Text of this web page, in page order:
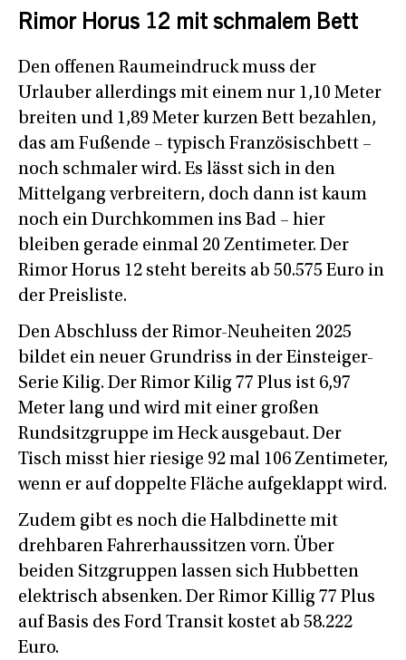
Rimor Horus 12 mit schmalem Bett
Den offenen Raumeindruck muss der
Urlauber allerdings mit einem nur 1,10 Meter
breiten und 1,89 Meter kurzen Bett bezahlen,
das am Fußende – typisch Französischbett –
noch schmaler wird. Es lässt sich in den
Mittelgang verbreitern, doch dann ist kaum
noch ein Durchkommen ins Bad – hier
bleiben gerade einmal 20 Zentimeter. Der
Rimor Horus 12 steht bereits ab 50.575 Euro in
der Preisliste.
Den Abschluss der Rimor-Neuheiten 2025
bildet ein neuer Grundriss in der Einsteiger-
Serie Kilig. Der Rimor Kilig 77 Plus ist 6,97
Meter lang und wird mit einer großen
Rundsitzgruppe im Heck ausgebaut. Der
Tisch misst hier riesige 92 mal 106 Zentimeter,
wenn er auf doppelte Fläche aufgeklappt wird.
Zudem gibt es noch die Halbdinette mit
drehbaren Fahrerhaussitzen vorn. Über
beiden Sitzgruppen lassen sich Hubbetten
elektrisch absenken. Der Rimor Killig 77 Plus
auf Basis des Ford Transit kostet ab 58.222
Euro.